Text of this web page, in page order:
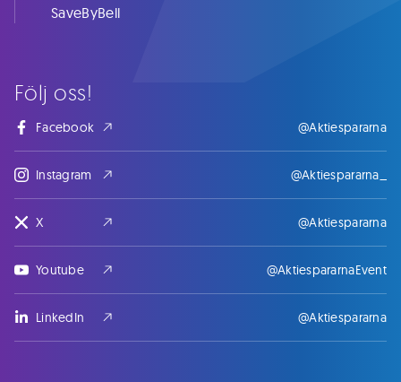
Följ oss!
Facebook @Aktiespararna
Instagram @Aktiespararna_
X @Aktiespararna
Youtube @AktiespararnaEvent
LinkedIn @Aktiespararna
SaveByBell